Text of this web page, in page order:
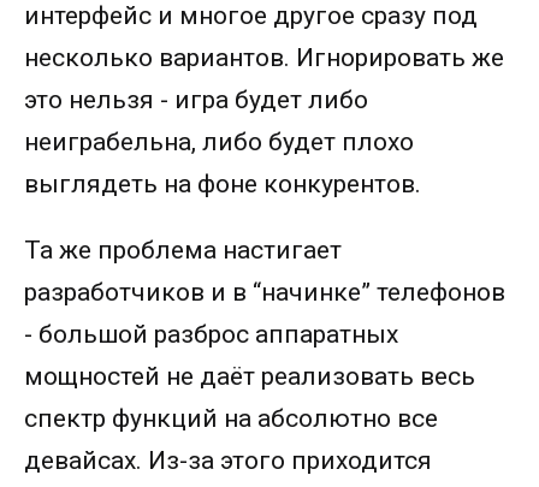
интерфейс и многое другое сразу под
несколько вариантов. Игнорировать же
это нельзя - игра будет либо
неиграбельна, либо будет плохо
выглядеть на фоне конкурентов.
Та же проблема настигает
разработчиков и в “начинке” телефонов
- большой разброс аппаратных
мощностей не даёт реализовать весь
спектр функций на абсолютно все
девайсах. Из-за этого приходится